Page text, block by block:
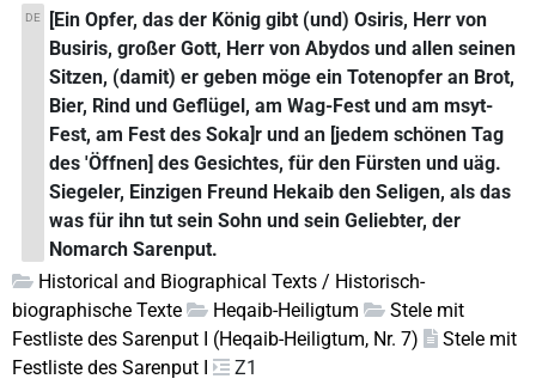
DE
[Ein Opfer, das der König gibt (und) Osiris, Herr von
Busiris, großer Gott, Herr von Abydos und allen seinen
Sitzen, (damit) er geben möge ein Totenopfer an Brot,
Bier, Rind und Geflügel, am Wag-Fest und am msyt-
Fest, am Fest des Soka]r und an [jedem schönen Tag
des 'Öffnen] des Gesichtes, für den Fürsten und uäg.
Siegeler, Einzigen Freund Hekaib den Seligen, als das
was für ihn tut sein Sohn und sein Geliebter, der
Nomarch Sarenput.
Historical and Biographical Texts / Historisch-
biographische Texte
Heqaib-Heiligtum
Stele mit
Festliste des Sarenput I (Heqaib-Heiligtum, Nr. 7)
Stele mit
Festliste des Sarenput I
Z1